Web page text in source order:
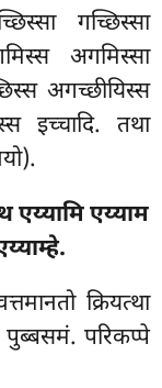
गच्छिस्सा
अगमिस्सा
अगच्छीयिस्स
इच्चादि. तथा
एय्यामि एय्याम
क्रियत्था
पुब्बसमं. परिकप्पे